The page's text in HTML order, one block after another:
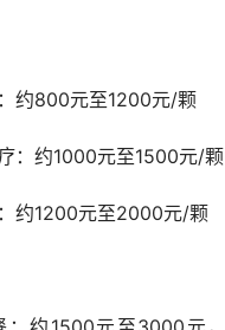
约800元至1200元/颗
：约1000元至1500元/颗
：约1200元至2000元/颗